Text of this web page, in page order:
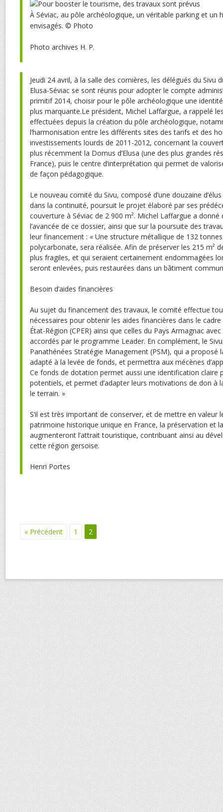
À Séviac, au pôle archéologique, un véritable parking et un
envisagés. © Photo
Photo archives H. P.
Jeudi 24 avril, à la salle des cornières, les délégués du Sivu
Elusa-Séviac se sont réunis pour adopter le compte
primitif 2014, choisir pour le pôle archéologique une
plus marquante.Le président, Michel Laffargue, a rappelé
effectuées depuis la création du pôle archéologique,
l’harmonisation entre les différents sites des tarifs et des
investissements lourds de 2011-2012, concernant la
plus récemment la Domus d’Elusa (une des plus grandes
France), puis le centre d’interprétation qui permet de
de façon pédagogique.
Le nouveau comité du Sivu, composé d’une douzaine
dans la continuité, poursuit le projet élaboré par ses
couverture à Séviac de 2 900 m². Michel Laffargue a donné
l’avancée de ce dossier, ainsi que sur la poursuite des
leur financement : « Une structure métallique de 132
polycarbonate, sera réalisée. Afin de préserver les 215 m²
plus fragiles, et qui seraient certainement endommagées
seront enlevées, puis restaurées dans un bâtiment
Besoin d’aides financières
Au sujet du financement des travaux, le comité effectue
nécessaires pour obtenir les aides financières dans le
État-Région (CPER) ainsi que celles du Pays Armagnac
accordés par le programme Leader. En complément, le
Panathénées Stratégie Management (PSM), qui a proposé
adapté à la levée de fonds, et permettra aux mécènes
Ce fonds de dotation permet aussi une identification claire
potentiels, et permet d’adapter leurs motivations de don à
le terrain. »
S’il est très important de conserver, et de mettre en valeur
patrimoine historique unique en France, la préservation et
augmenteront l’attrait touristique, contribuant ainsi au
cette région gersoise.
Henri Portes
« Précédent 1 2